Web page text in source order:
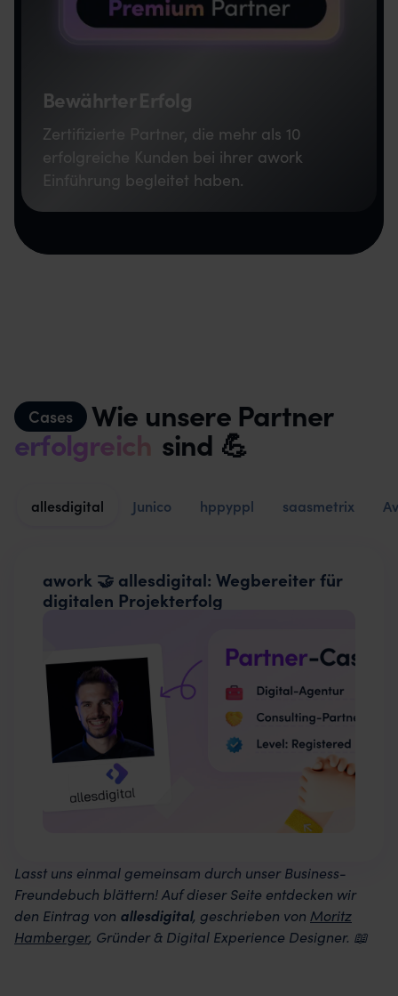
Bewährter Erfolg
Zertifizierte Partner, die mehr als 10
erfolgreiche Kunden bei ihrer awork
Einführung begleitet haben.
Cases Wie unsere Partner
erfolgreich sind 💪
allesdigital Junico hppyppl saasmetrix
awork 🤝 allesdigital: Wegbereiter für
digitalen Projekterfolg
Lasst uns einmal gemeinsam durch unser Business-
Freundebuch blättern! Auf dieser Seite entdecken wir
den Eintrag von allesdigital, geschrieben von Moritz
Hamberger, Gründer & Digital Experience Designer. 📖